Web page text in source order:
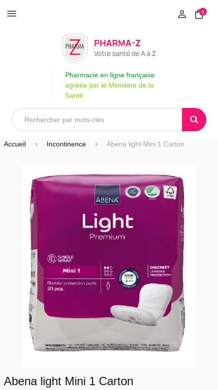
0
Pharmacie en ligne française
agréée par le Ministère de la
Santé
Accueil Incontinence Abena light Mini 1 Carton
Abena light Mini 1 Carton